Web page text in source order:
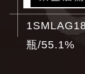
瓶/55.1%